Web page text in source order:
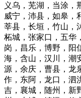
义乌，芜湖，当涂，
威宁，沛县，如皋，
莘县，长垣，竹山，
柘城，张家口，五华
岗，昌乐，博野，阳
海，含山，汉川，潮
源，余庆，曹县，龙
作，东阿，龙口，泗
吉，襄城，随州，新